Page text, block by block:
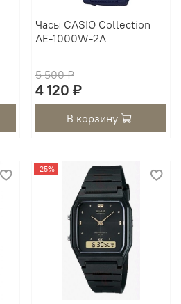
Часы CASIO Collection
AE-1000W-2A
5 500 ₽
4 120 ₽
В корзину
-25%